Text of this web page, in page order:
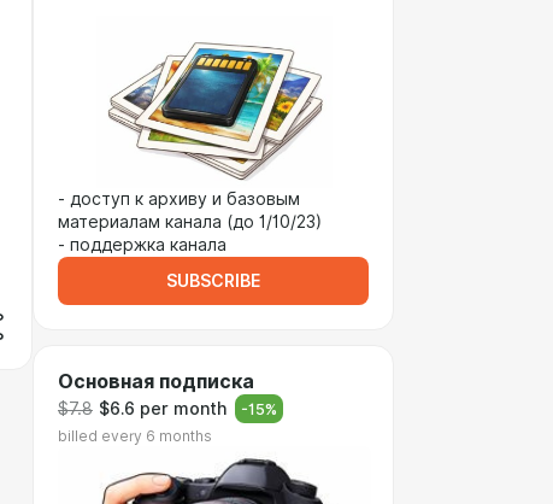
- доступ к архиву и базовым
материалам канала (до 1/10/23)
- поддержка канала
SUBSCRIBE
Основная подписка
$7.8 $6.6 per month -15%
billed every 6 months